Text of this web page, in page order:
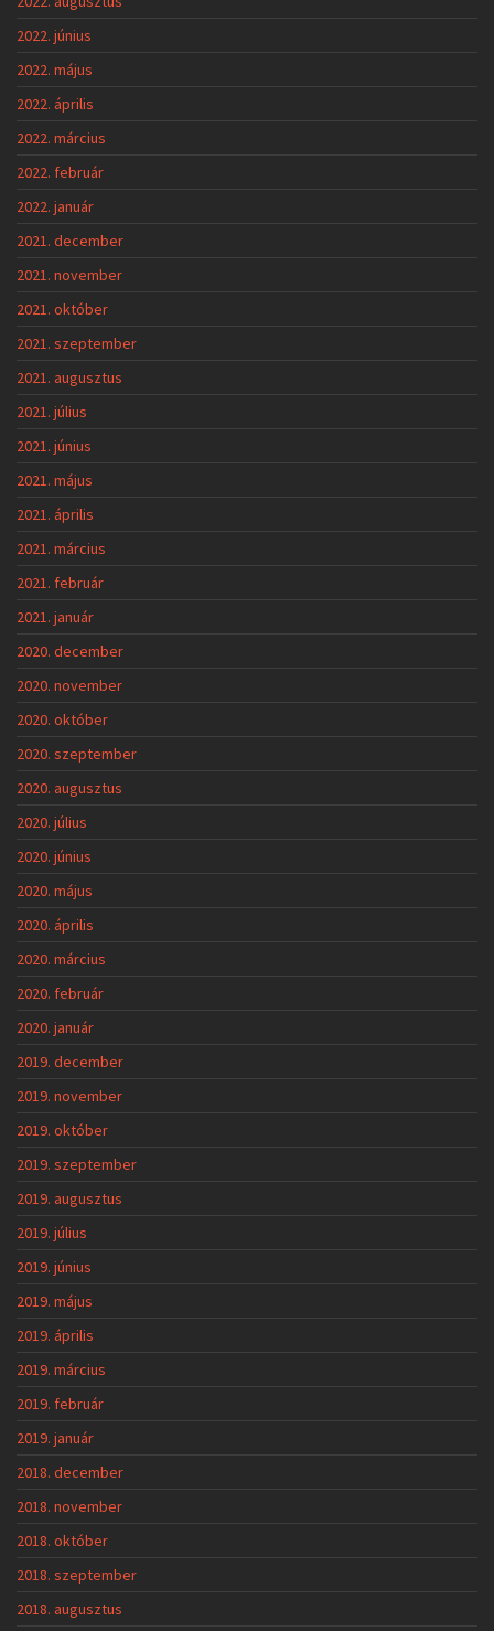
2022. június
2022. május
2022. április
2022. március
2022. február
2022. január
2021. december
2021. november
2021. október
2021. szeptember
2021. augusztus
2021. július
2021. június
2021. május
2021. április
2021. március
2021. február
2021. január
2020. december
2020. november
2020. október
2020. szeptember
2020. augusztus
2020. július
2020. június
2020. május
2020. április
2020. március
2020. február
2020. január
2019. december
2019. november
2019. október
2019. szeptember
2019. augusztus
2019. július
2019. június
2019. május
2019. április
2019. március
2019. február
2019. január
2018. december
2018. november
2018. október
2018. szeptember
2018. augusztus